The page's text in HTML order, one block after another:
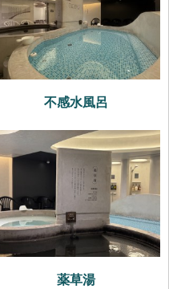
不感水風呂
薬草湯